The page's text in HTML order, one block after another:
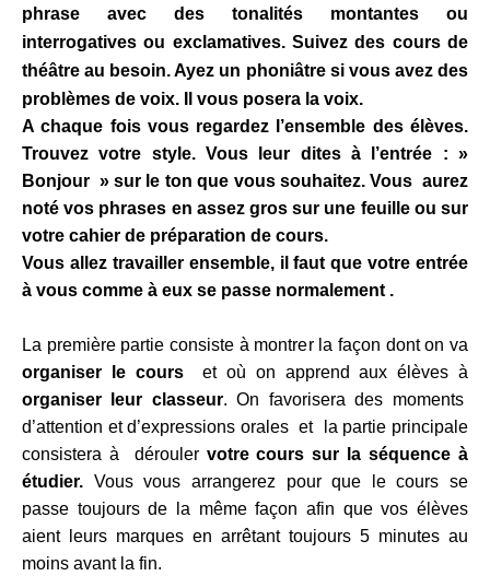
phrase avec des tonalités montantes ou
interrogatives ou exclamatives. Suivez des cours de
théâtre au besoin. Ayez un phoniâtre si vous avez des
problèmes de voix. Il vous posera la voix.
A chaque fois vous regardez l’ensemble des élèves.
Trouvez votre style. Vous leur dites à l’entrée : »
Bonjour » sur le ton que vous souhaitez. Vous aurez
noté vos phrases en assez gros sur une feuille ou sur
votre cahier de préparation de cours.
Vous allez travailler ensemble, il faut que votre entrée
à vous comme à eux se passe normalement .
La première partie consiste à montrer la façon dont on va
organiser le courset où on apprend aux élèves à
organiser leur classeur. On favorisera des moments
d’attention et d’expressions orales et la partie principale
consistera à dérouler votre cours sur la séquence à
étudier. Vous vous arrangerez pour que le cours se
passe toujours de la même façon afin que vos élèves
aient leurs marques en arrêtant toujours 5 minutes au
moins avant la fin.